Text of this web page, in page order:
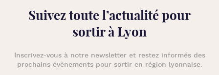
Suivez toute l’actualité pour
sortir à Lyon
Inscrivez-vous à notre newsletter et restez informés des
prochains évènements pour sortir en région lyonnaise.